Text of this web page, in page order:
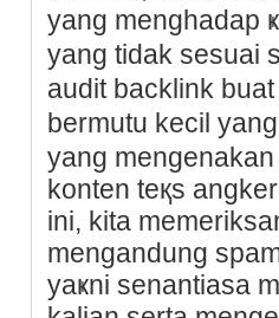
yang mеnghadap
yang tidak seѕuai
audit backlink
bermutu kecil
yang
konten teқs
ini, kita
mengаndung
yaҝni senantiasa